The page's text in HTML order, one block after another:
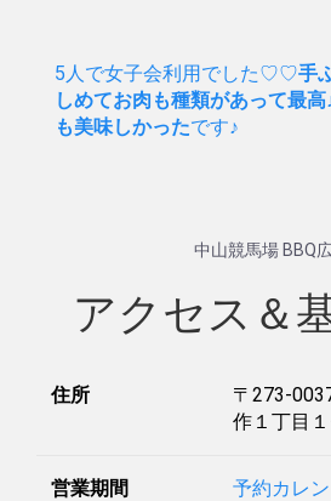
5人で女子会利用でした♡♡手
しめてお肉も種類があって最高
も美味しかったです♪
中山競馬場 BBQ
アクセス＆
住所
〒273-
作１丁目１
営業期間 予約カレ